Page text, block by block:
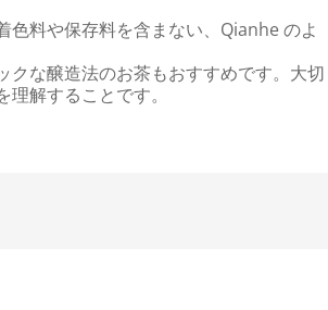
色料や保存料を含まない、Qianhe のよ
クな醸造法のお茶もおすすめです。大切
解することです。